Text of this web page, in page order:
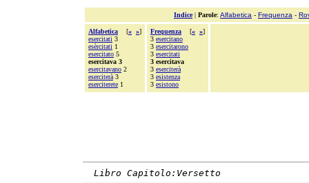
Indice| Parole: Alfabetica - Frequenza -
Alfabetica [« »]
esercitati 3
esèrcitati 1
esercitato 5
esercitava 3
esercitavano 2
eserciterà 3
eserciterete 1
Frequenza [« »]
3 esercitano
3 esercitarono
3 esercitati
3 esercitava
3 eserciterà
3 esistenza
3 esistono
Libro Capitolo:Versetto